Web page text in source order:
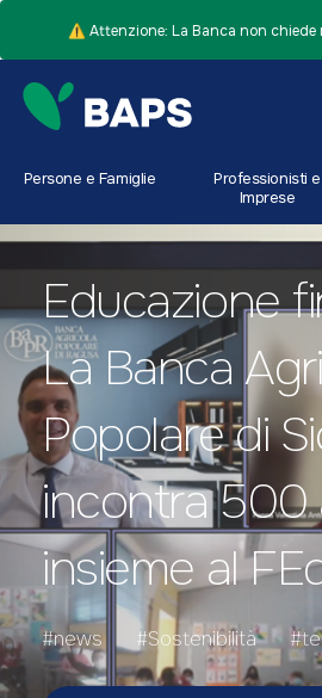
⚠️ Attenzione: La Banca non chiede
Persone e Famiglie
Professionisti e
Imprese
Educazione
La Banca
Popolare di
incontra 500
insieme al
#news #Sostenibilità